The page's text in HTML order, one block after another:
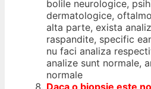
bolile neurologice,
dermatologice,
alta parte, exista
raspandite, specific
nu faci analiza
analize sunt normale,
normale
Daca o biopsie este